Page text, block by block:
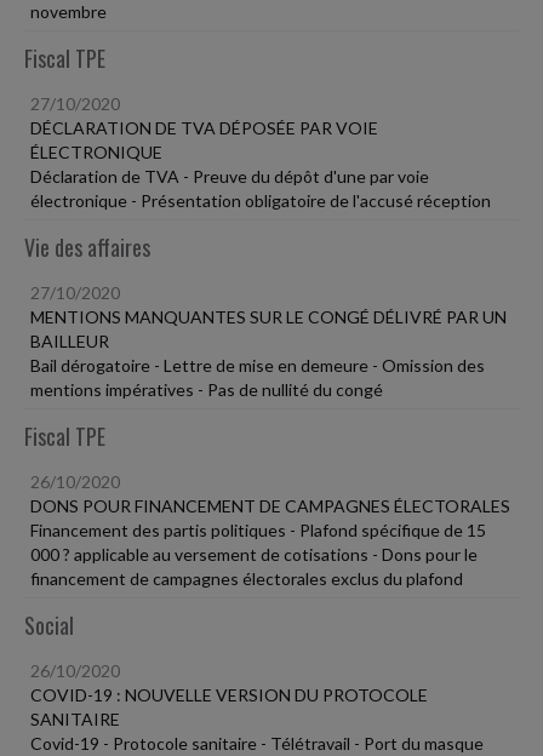
novembre
Fiscal TPE
27/10/2020
DÉCLARATION DE TVA DÉPOSÉE PAR VOIE
ÉLECTRONIQUE
Déclaration de TVA - Preuve du dépôt d'une par voie
électronique - Présentation obligatoire de l'accusé réception
Vie des affaires
27/10/2020
MENTIONS MANQUANTES SUR LE CONGÉ DÉLIVRÉ PAR UN
BAILLEUR
Bail dérogatoire - Lettre de mise en demeure - Omission des
mentions impératives - Pas de nullité du congé
Fiscal TPE
26/10/2020
DONS POUR FINANCEMENT DE CAMPAGNES ÉLECTORALES
Financement des partis politiques - Plafond spécifique de 15
000 ? applicable au versement de cotisations - Dons pour le
financement de campagnes électorales exclus du plafond
Social
26/10/2020
COVID-19 : NOUVELLE VERSION DU PROTOCOLE
SANITAIRE
Covid-19 - Protocole sanitaire - Télétravail - Port du masque